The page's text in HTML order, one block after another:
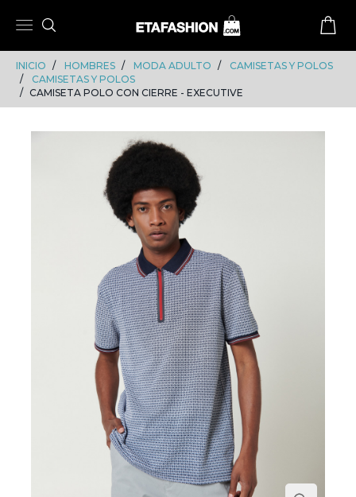
INICIO HOMBRES MODA ADULTO
CAMISETAS Y POLOS
CAMISETAS Y POLOS
CAMISETA POLO CON CIERRE - EXECUTIVE